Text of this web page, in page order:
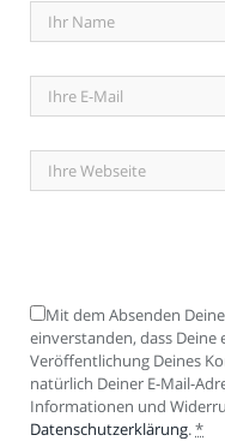
Mit dem Absenden
einverstanden, dass Deine
Veröffentlichung Deines
natürlich Deiner E-Mail-
Informationen und
Datenschutzerklärung.*